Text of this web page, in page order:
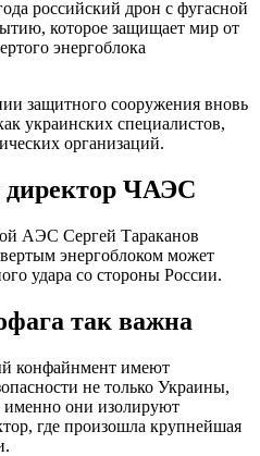
российский дрон с фугасной
которое защищает мир от
энергоблока
защитного сооружения вновь
украинских специалистов,
организаций.
директор ЧАЭС
АЭС Сергей Тараканов
энергоблоком может
удара со стороны России.
так важна
конфайнмент имеют
не только Украины,
именно они изолируют
где произошла крупнейшая